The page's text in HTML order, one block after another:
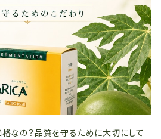
なの？品質を守るために大切にして